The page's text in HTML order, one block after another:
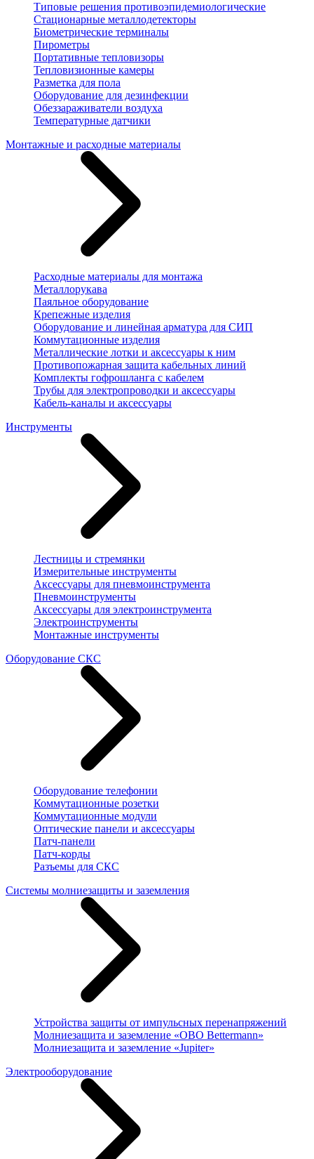
Типовые решения противоэпидемиологические
Стационарные металлодетекторы
Биометрические терминалы
Пирометры
Портативные тепловизоры
Тепловизионные камеры
Разметка для пола
Оборудование для дезинфекции
Обеззараживатели воздуха
Температурные датчики
Монтажные и расходные материалы
Расходные материалы для монтажа
Металлорукава
Паяльное оборудование
Крепежные изделия
Оборудование и линейная арматура для СИП
Коммутационные изделия
Металлические лотки и аксессуары к ним
Противопожарная защита кабельных линий
Комплекты гофрошланга с кабелем
Трубы для электропроводки и аксессуары
Кабель-каналы и аксессуары
Инструменты
Лестницы и стремянки
Измерительные инструменты
Аксессуары для пневмоинструмента
Пневмоинструменты
Аксессуары для электроинструмента
Электроинструменты
Монтажные инструменты
Оборудование СКС
Оборудование телефонии
Коммутационные розетки
Коммутационные модули
Оптические панели и аксессуары
Патч-панели
Патч-корды
Разъемы для СКС
Системы молниезащиты и заземления
Устройства защиты от импульсных перенапряжений
Молниезащита и заземление «OBO Bettermann»
Молниезащита и заземление «Jupiter»
Электрооборудование